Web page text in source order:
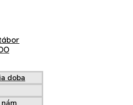
doba